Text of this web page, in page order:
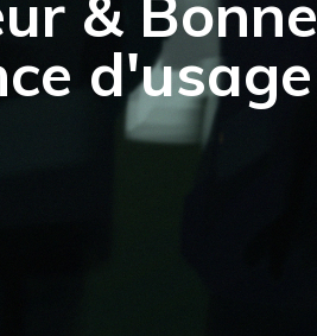
d'usage